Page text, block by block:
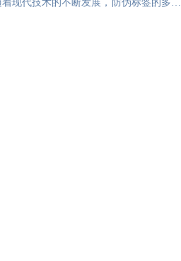
现代技术的不断发展，防伪标签的多元